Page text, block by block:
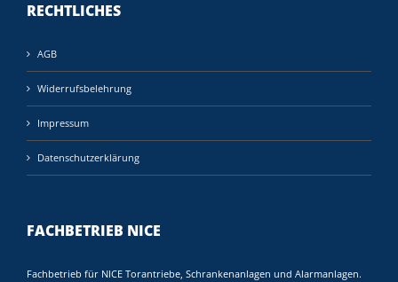
RECHTLICHES
AGB
Widerrufsbelehrung
Impressum
Datenschutzerklärung
FACHBETRIEB NICE
Fachbetrieb für NICE Torantriebe, Schrankenanlagen und Alarmanlagen.